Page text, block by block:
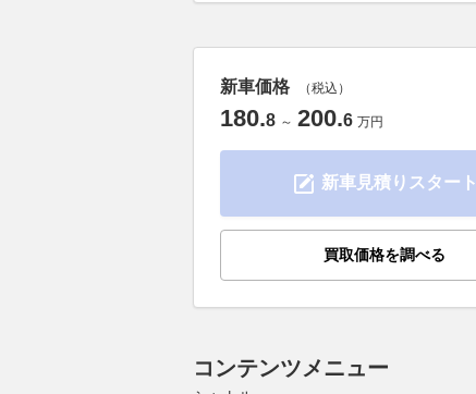
新車価格 （税込）
180.8 ～ 200.6 万円
新車見積りスタート
買取価格を調べる
コンテンツメニュー